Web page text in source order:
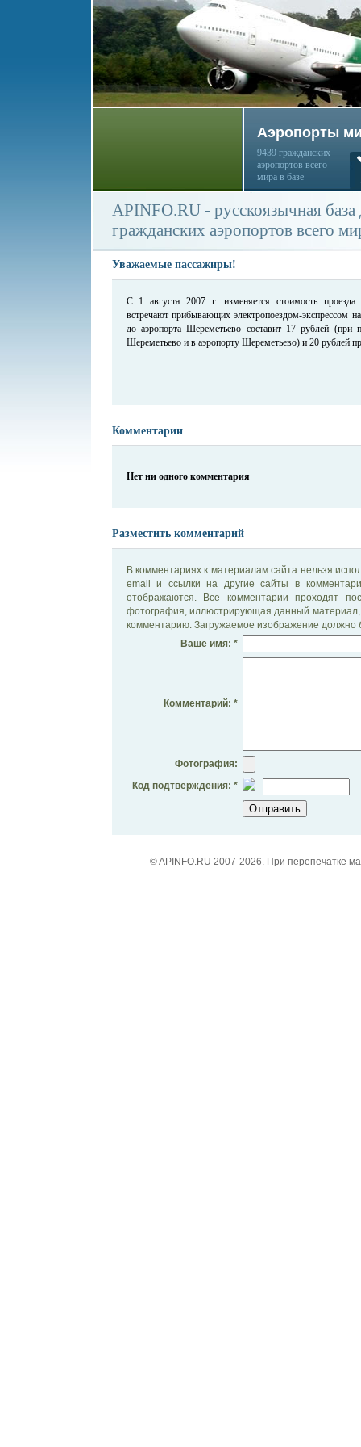
Аэропорты
9439 гражданских
аэропортов всего
мира в базе
APINFO.RU - русскоязычная
гражданских аэропортов всего
Уважаемые пассажиры!
С 1 августа 2007 г. изменяется стоимость
встречают прибывающих электропоездом-экспрессом
до аэропорта Шереметьево составит 17 рублей (при
Шереметьево и в аэропорту Шереметьево) и 20 рублей
Комментарии
Нет ни одного комментария
Разместить комментарий
В комментариях к материалам сайта нельзя
email и ссылки на другие сайты в
отображаются. Все комментарии проходят
фотография, иллюстрирующая данный материал,
комментарию. Загружаемое изображение должно
Ваше имя: *
Комментарий: *
Фотография:
Код подтверждения: *
© APINFO.RU 2007-2026. При перепечатке